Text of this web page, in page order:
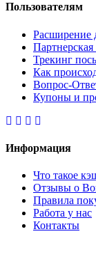
Пользователям
Расширение
Трекинг
Как
Вопрос-
Купоны и
Информация
Что такое
Отзывы о
Правила
Работа у нас
Контакты